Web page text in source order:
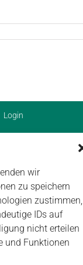
wir
zu speichern
zustimmen,
IDs auf
nicht erteilen
und Funktionen
Login